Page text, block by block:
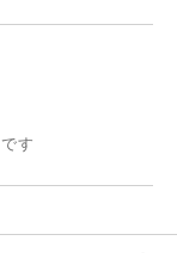
す